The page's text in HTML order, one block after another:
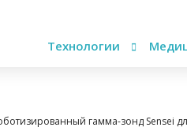
Технологии
гамма-зонд Sensei